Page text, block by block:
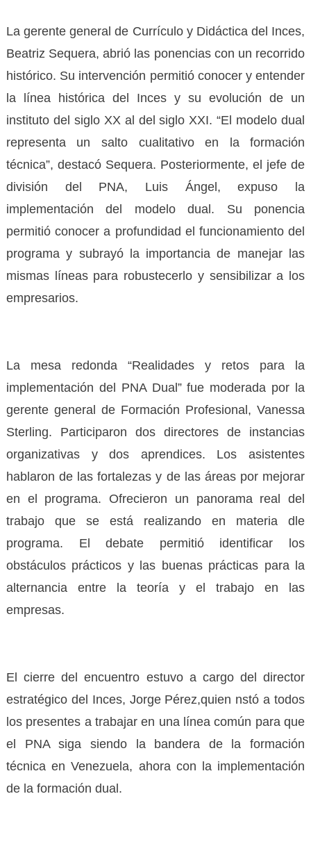
La gerente general de Currículo y Didáctica del Inces,
Beatriz Sequera, abrió las ponencias con un recorrido
histórico. Su intervención permitió conocer y entender
la línea histórica del Inces y su evolución de un
instituto del siglo XX al del siglo XXI. “El modelo dual
representa un salto cualitativo en la formación
técnica”, destacó Sequera. Posteriormente, el jefe de
división del PNA, Luis Ángel, expuso la
implementación del modelo dual. Su ponencia
permitió conocer a profundidad el funcionamiento del
programa y subrayó la importancia de manejar las
mismas líneas para robustecerlo y sensibilizar a los
empresarios.
La mesa redonda “Realidades y retos para la
implementación del PNA Dual” fue moderada por la
gerente general de Formación Profesional, Vanessa
Sterling. Participaron dos directores de instancias
organizativas y dos aprendices. Los asistentes
hablaron de las fortalezas y de las áreas por mejorar
en el programa. Ofrecieron un panorama real del
trabajo que se está realizando en materia dle
programa. El debate permitió identificar los
obstáculos prácticos y las buenas prácticas para la
alternancia entre la teoría y el trabajo en las
empresas.
El cierre del encuentro estuvo a cargo del director
estratégico del Inces, Jorge Pérez,quien nstó a todos
los presentes a trabajar en una línea común para que
el PNA siga siendo la bandera de la formación
técnica en Venezuela, ahora con la implementación
de la formación dual.